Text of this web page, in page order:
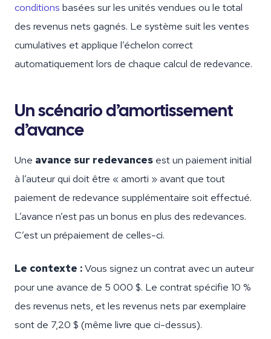
conditions basées sur les unités vendues ou le total
des revenus nets gagnés. Le système suit les ventes
cumulatives et applique l’échelon correct
automatiquement lors de chaque calcul de redevance.
Un scénario d’amortissement
d’avance
Une avance sur redevances est un paiement initial
à l’auteur qui doit être « amorti » avant que tout
paiement de redevance supplémentaire soit effectué.
L’avance n’est pas un bonus en plus des redevances.
C’est un prépaiement de celles-ci.
Le contexte :Vous signez un contrat avec un auteur
pour une avance de 5 000 $. Le contrat spécifie 10 %
des revenus nets, et les revenus nets par exemplaire
sont de 7,20 $ (même livre que ci-dessus).